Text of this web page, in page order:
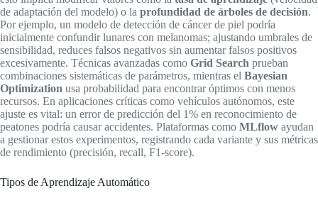
de adaptación del modelo) o la profundidad de árboles de decisión.
Por ejemplo, un modelo de detección de cáncer de piel podría
inicialmente confundir lunares con melanomas; ajustando umbrales de
sensibilidad, reduces falsos negativos sin aumentar falsos positivos
excesivamente. Técnicas avanzadas como Grid Search prueban
combinaciones sistemáticas de parámetros, mientras el Bayesian
Optimization usa probabilidad para encontrar óptimos con menos
recursos. En aplicaciones críticas como vehículos autónomos, este
ajuste es vital: un error de predicción del 1% en reconocimiento de
peatones podría causar accidentes. Plataformas como MLflow ayudan
a gestionar estos experimentos, registrando cada variante y sus métricas
de rendimiento (precisión, recall, F1-score).
Tipos de Aprendizaje Automático